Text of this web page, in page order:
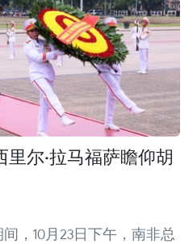
尔·拉马福萨瞻仰胡
，10月23日下午，南非总